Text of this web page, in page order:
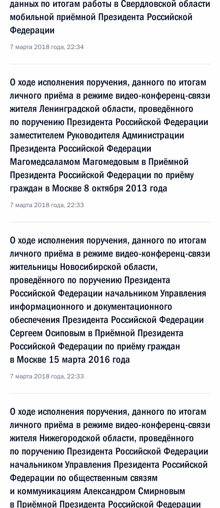
данных по итогам работы в Свердловской области
мобильной приёмной Президента Российской
Федерации
7 марта 2018 года, 22:34
О ходе исполнения поручения, данного по итогам
личного приёма в режиме видео-конференц-связи
жителя Ленинградской области, проведённого
по поручению Президента Российской Федерации
заместителем Руководителя Администрации
Президента Российской Федерации
Магомедсаламом Магомедовым в Приёмной
Президента Российской Федерации по приёму
граждан в Москве 8 октября 2013 года
7 марта 2018 года, 22:33
О ходе исполнения поручения, данного по итогам
личного приёма в режиме видео-конференц-связи
жительницы Новосибирской области,
проведённого по поручению Президента
Российской Федерации начальником Управления
информационного и документационного
обеспечения Президента Российской Федерации
Сергеем Осиповым в Приёмной Президента
Российской Федерации по приёму граждан
в Москве 15 марта 2016 года
7 марта 2018 года, 22:33
О ходе исполнения поручения, данного по итогам
личного приёма в режиме видео-конференц-связи
жителя Нижегородской области, проведённого
по поручению Президента Российской Федерации
начальником Управления Президента Российской
Федерации по общественным связям
и коммуникациям Александром Смирновым
в Приёмной Президента Российской Федерации